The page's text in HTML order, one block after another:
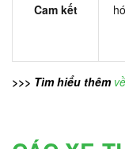
Cam kết
>>> Tìm hiểu thêm